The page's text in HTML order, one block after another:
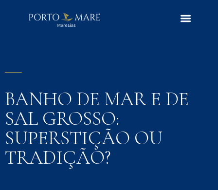
BANHO DE MAR E DE
SAL GROSSO:
SUPERSTIÇÃO OU
TRADIÇÃO?